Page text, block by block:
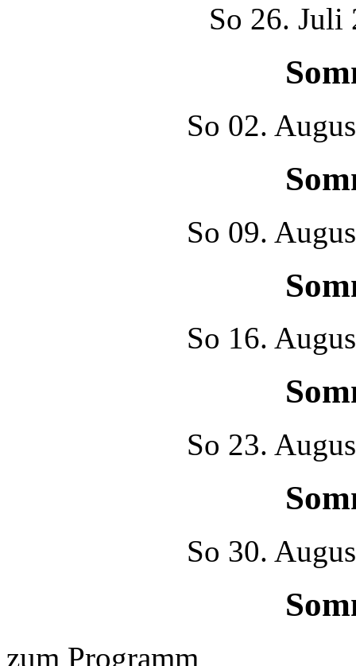
So 26. Juli
So 02.
So 09.
So 16.
So 23.
So 30.
zum Programm